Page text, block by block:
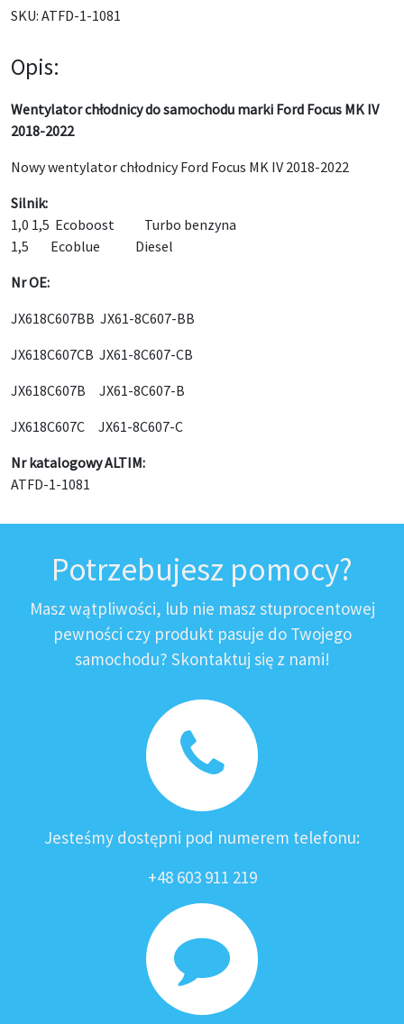
SKU: ATFD-1-1081
Opis:
Wentylator chłodnicy do samochodu marki Ford Focus MK IV
2018-2022
Nowy wentylator chłodnicy Ford Focus MK IV 2018-2022
Silnik:
1,0 1,5 Ecoboost Turbo benzyna
1,5 Ecoblue Diesel
Nr OE:
JX618C607BB JX61-8C607-BB
JX618C607CB JX61-8C607-CB
JX618C607B JX61-8C607-B
JX618C607C JX61-8C607-C
Nr katalogowy ALTIM:
ATFD-1-1081
Potrzebujesz pomocy?
Masz wątpliwości, lub nie masz stuprocentowej
pewności czy produkt pasuje do Twojego
samochodu? Skontaktuj się z nami!
Jesteśmy dostępni pod numerem telefonu:
+48 603 911 219